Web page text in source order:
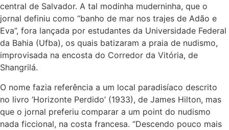
central de Salvador. A tal modinha muderninha, que o
jornal definiu como “banho de mar nos trajes de Adão e
Eva”, fora lançada por estudantes da Universidade Federal
da Bahia (Ufba), os quais batizaram a praia de nudismo,
improvisada na encosta do Corredor da Vitória, de
Shangrilá.
O nome fazia referência a um local paradisíaco descrito
no livro ‘Horizonte Perdido’ (1933), de James Hilton, mas
que o jornal preferiu comparar a um point do nudismo
nada ficcional, na costa francesa. “Descendo pouco mais